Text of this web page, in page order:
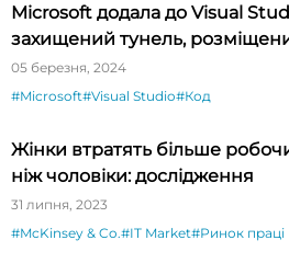
Microsoft додала до Visual
захищений тунель,
спрощує тестування API
05 березня, 2024
#Microsoft#Visual Studio#Код
Жінки втратять більше
ніж чоловіки: дослідження
31 липня, 2023
#McKinsey & Co.#IT Market#Ринок праці